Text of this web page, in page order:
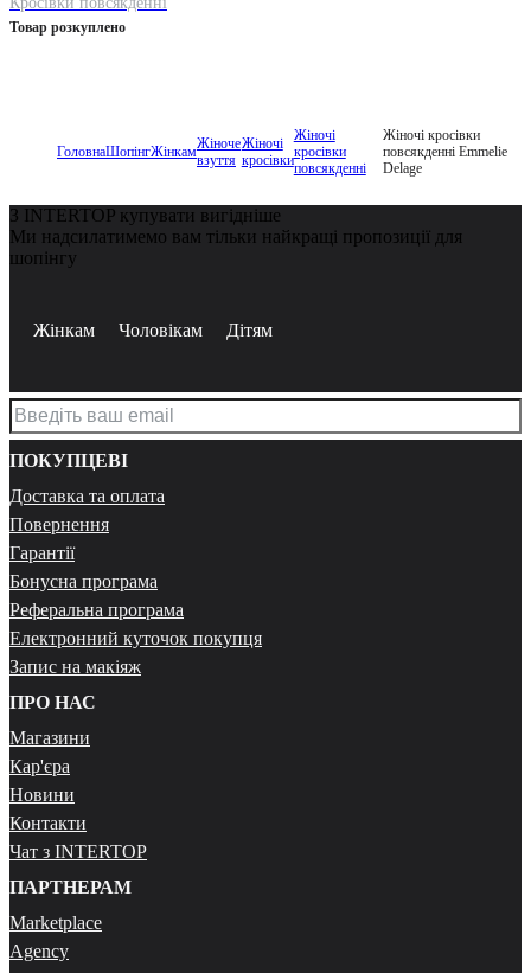
Товар розкуплено
ГоловнаШопінгЖінкамЖіноче
взуття
Жіночі
кросівки
Жіночі
кросівки
повсякденні
Жіночі кросівки
повсякденні Emmelie
Delage
З INTERTOP купувати вигідніше
Ми надсилатимемо вам тільки найкращі пропозиції для
шопінгу
Жінкам Чоловікам Дітям
ПОКУПЦЕВІ
Доставка та оплата
Повернення
Гарантії
Бонусна програма
Реферальна програма
Електронний куточок покупця
Запис на макіяж
ПРО НАС
Магазини
Кар'єра
Новини
Контакти
Чат з INTERTOP
ПАРТНЕРАМ
Marketplace
Agency